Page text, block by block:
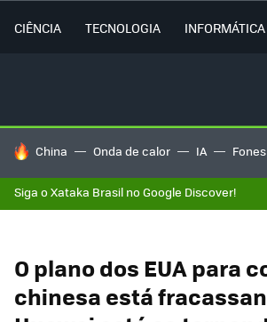
CIÊNCIA TECNOLOGIA INFORMÁTICA
TENDÊNCIAS DO DIA
China Onda de calor IA
Siga o Xataka Brasil no Google Discover!
O plano dos EUA para
chinesa está